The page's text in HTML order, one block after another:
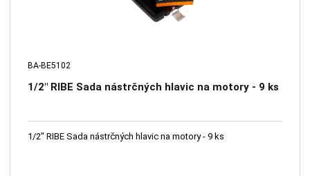
BA-BE5102
1/2" RIBE Sada nástrčných hlavic na motory - 9 ks
1/2" RIBE Sada nástrčných hlavic na motory - 9 ks